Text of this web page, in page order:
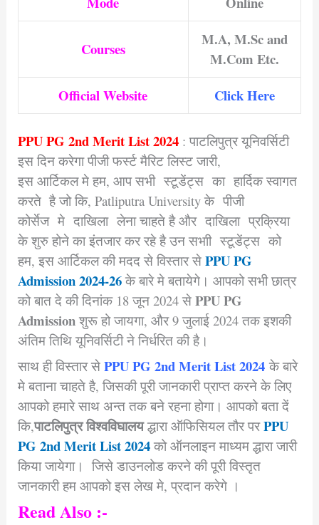
Courses
M.A, M.Sc and
M.Com Etc.
Official Website
Click Here
PPU PG 2nd Merit List 2024: पाटलिपुत्रयूनिवर्सिटी
इस दिन करेगा पीजी फर्स्ट मैरिट लिस्ट जारी,
इस आर्टिकल मे हम, आप सभी स्टूडेंट्स का हार्दिक स्वागत
करते है जो कि, Patliputra University के पीजी
कोर्सेज मे दाखिला लेना चाहते है और दाखिला प्रक्रिया
के शुरु होने का इंतजार कर रहे है उन सभाी स्टूडेंट्स को
हम, इस आर्टिकल की मदद से विस्तार से PPU PG
Admission 2024-26के बारे मे बतायेगे। आपको सभी छात्र
को बात दे की दिनांक 18 जून 2024 से PPU PG
Admission शुरू हो जायगा, और 9 जुलाई 2024 तक इशकी
अंतिम तिथि यूनिवर्सिटी ने निर्धरित की है।
साथ ही विस्तार से PPU PG 2nd Merit List 2024के बारे
मे बताना चाहते है, जिसकी पूरी जानकारी प्राप्त करने के लिए
आपको हमारे साथ अन्त तक बने रहना होगा। आपको बता दें
कि,पाटलिपुत्रविश्वविघालयद्धारा ऑफिसियल तौर परPPU
PG 2nd Merit List 2024 को ऑनलाइन माध्यम द्धारा जारी
किया जायेगा। जिसे डाउनलोड करने की पूरी विस्तृत
जानकारी हम आपको इस लेख मे, प्रदान करेगे ।
Read Also :-